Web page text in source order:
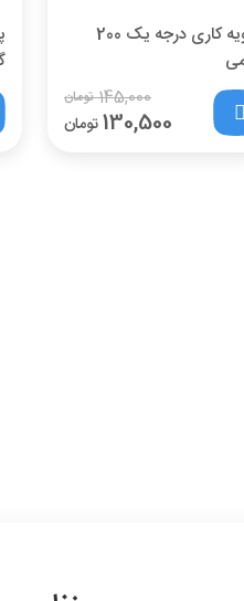
ادویه کاری درجه یک 200
145,000 تومان
130,500تومان